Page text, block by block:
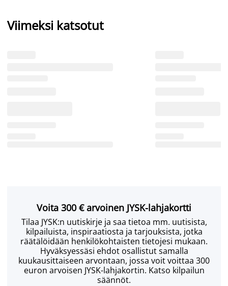
Viimeksi katsotut
Voita 300 € arvoinen JYSK-lahjakortti
Tilaa JYSK:n uutiskirje ja saa tietoa mm. uutisista,
kilpailuista, inspiraatiosta ja tarjouksista, jotka
räätälöidään henkilökohtaisten tietojesi mukaan.
Hyväksyessäsi ehdot osallistut samalla
kuukausittaiseen arvontaan, jossa voit voittaa 300
euron arvoisen JYSK-lahjakortin. Katso kilpailun
säännöt.